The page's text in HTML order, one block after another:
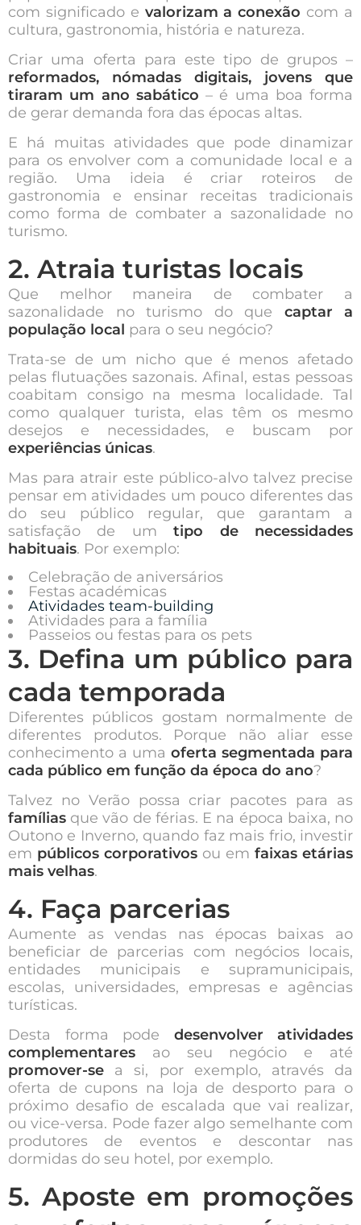
com significado e valorizam a conexão com a
cultura, gastronomia, história e natureza.
Criar uma oferta para este tipo de grupos –
reformados, nómadas digitais, jovens que
tiraram um ano sabático – é uma boa forma
de gerar demanda fora das épocas altas.
E há muitas atividades que pode dinamizar
para os envolver com a comunidade local e a
região. Uma ideia é criar roteiros de
gastronomia e ensinar receitas tradicionais
como forma de combater a sazonalidade no
turismo.
2. Atraia turistas locais
Que melhor maneira de combater a
sazonalidade no turismo do que captar a
população local para o seu negócio?
Trata-se de um nicho que é menos afetado
pelas flutuações sazonais. Afinal, estas pessoas
coabitam consigo na mesma localidade. Tal
como qualquer turista, elas têm os mesmo
desejos e necessidades, e buscam por
experiências únicas.
Mas para atrair este público-alvo talvez precise
pensar em atividades um pouco diferentes das
do seu público regular, que garantam a
satisfação de umtipo de necessidades
habituais. Por exemplo:
Celebração de aniversários
Festas académicas
Atividades team-building
Atividades para a família
Passeios ou festas para os pets
3. Defina um público para
cada temporada
Diferentes públicos gostam normalmente de
diferentes produtos. Porque não aliar esse
conhecimento a uma oferta segmentada para
cada público em função da época do ano?
Talvez no Verão possa criar pacotes para as
famílias que vão de férias. E na época baixa, no
Outono e Inverno, quando faz mais frio, investir
em públicos corporativos ou em faixas etárias
mais velhas.
4. Faça parcerias
Aumente as vendas nas épocas baixas ao
beneficiar de parcerias com negócios locais,
entidades municipais e supramunicipais,
escolas, universidades, empresas e agências
turísticas.
Desta forma pode desenvolver atividades
complementares ao seu negócio e até
promover-se a si, por exemplo, através da
oferta de cupons na loja de desporto para o
próximo desafio de escalada que vai realizar,
ou vice-versa. Pode fazer algo semelhante com
produtores de eventos e descontar nas
dormidas do seu hotel, por exemplo.
5. Aposte em promoções